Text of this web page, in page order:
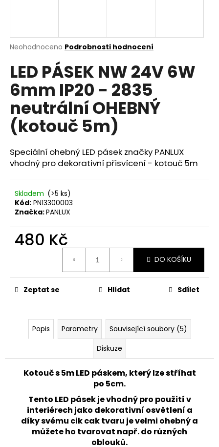
Průměrné
produktu
je
0,0
z
5
hvězdiček.
Neohodnoceno Podrobnosti hodnocení
LED PÁSEK NW 24V 6W
6mm IP20 - 2835
neutrální OHEBNÝ
(kotouč 5m)
Speciální ohebný LED pásek značky PANLUX
vhodný pro dekorativní přisvícení - kotouč 5m
Skladem (>5 ks)
Kód: PN13300003
Značka:PANLUX
480 Kč
DO KOŠÍKU
Zeptat se Hlídat Sdílet
Popis Parametry
Související soubory (5)
Diskuze
Kotouč s 5m LED páskem, který lze stříhat
po 5cm.
Tento LED pásek je vhodný pro použití v
interiérech jako dekorativní osvětlení a
díky svému cik cak tvaru je velmi ohebný a
můžete ho tvarovat např. do různých
oblouků.
í
t
?
HLEDAT
D
o
p
o
u
u
e
DOBÍJECÍ
STMÍVATELNÁ
LAMPIČKA
IP54,
ČERNÁ
Původně: